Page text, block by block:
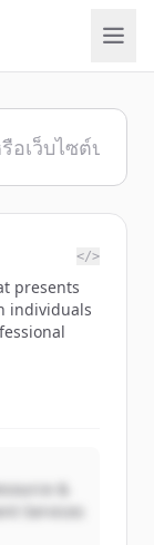
</>
presents
individuals
&
Services